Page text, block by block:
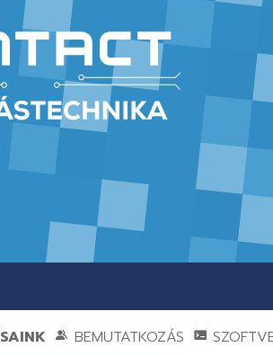
BEMUTATKOZÁS